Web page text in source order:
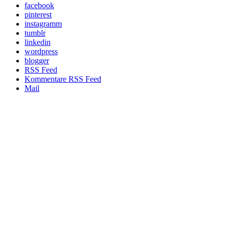
facebook
pinterest
instagramm
tumblr
linkedin
wordpress
blogger
RSS Feed
Kommentare RSS Feed
Mail